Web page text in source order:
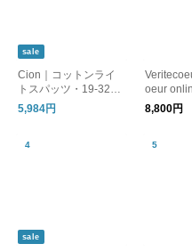
sale
Cion｜コットンライ
トスパッツ・19-3223
1 インナー
5,984円
oeur
ンナーサ
NT-076
8,800円
sale